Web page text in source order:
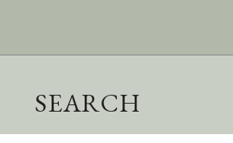
SEARCH